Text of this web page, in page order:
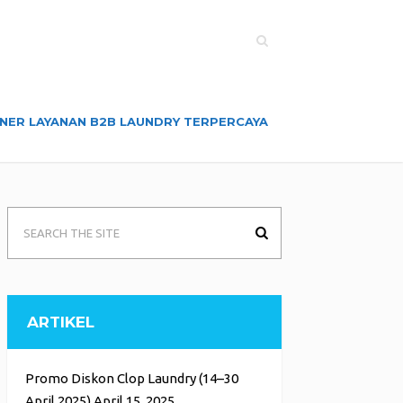
LAYANAN B2B LAUNDRY TERPERCAYA
ARTIKEL
Promo Diskon Clop Laundry (14–30